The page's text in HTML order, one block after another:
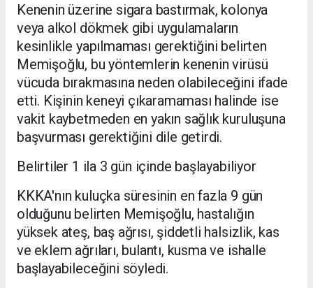
Kenenin üzerine sigara bastırmak, kolonya
veya alkol dökmek gibi uygulamaların
kesinlikle yapılmaması gerektiğini belirten
Memişoğlu, bu yöntemlerin kenenin virüsü
vücuda bırakmasına neden olabileceğini ifade
etti. Kişinin keneyi çıkaramaması halinde ise
vakit kaybetmeden en yakın sağlık kuruluşuna
başvurması gerektiğini dile getirdi.
Belirtiler 1 ila 3 gün içinde başlayabiliyor
KKKA'nın kuluçka süresinin en fazla 9 gün
olduğunu belirten Memişoğlu, hastalığın
yüksek ateş, baş ağrısı, şiddetli halsizlik, kas
ve eklem ağrıları, bulantı, kusma ve ishalle
başlayabileceğini söyledi.